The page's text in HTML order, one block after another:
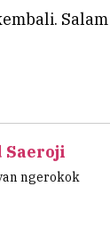
Salam
Saeroji
ngerokok